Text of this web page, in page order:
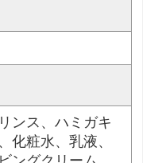
ンス、ハミガキ
化粧水、乳液、